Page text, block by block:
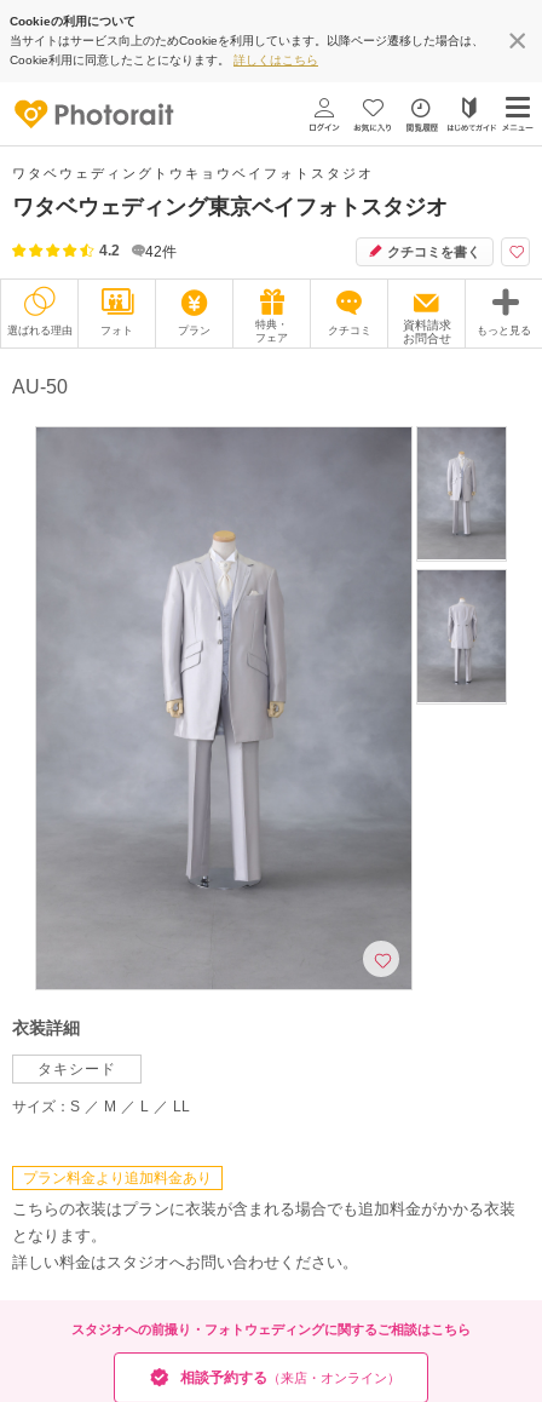
Cookieの利用について
当サイトはサービス向上のためCookieを利用しています。以降ページ遷移した場合は、
Cookie利用に同意したことになります。 詳しくはこちら
ワタベウェディングトウキョウベイフォトスタジオ
ワタベウェディング東京ベイフォトスタジオ
4.2 42件 クチコミを書く
選ばれる理由 フォト プラン
特典・
フェア
クチコミ
資料請求
お問合せ
もっと見る
3万円以下のプラン
豊富な色打掛・着物
AU-50
衣装詳細
タキシード
サイズ： S M L LL
プラン料金より追加料金あり
こちらの衣装はプランに衣装が含まれる場合でも追加料金がかかる衣装
となります。
詳しい料金はスタジオへお問い合わせください。
スタジオへの前撮り・フォトウェディングに関するご相談はこちら
相談予約する （来店・オンライン）